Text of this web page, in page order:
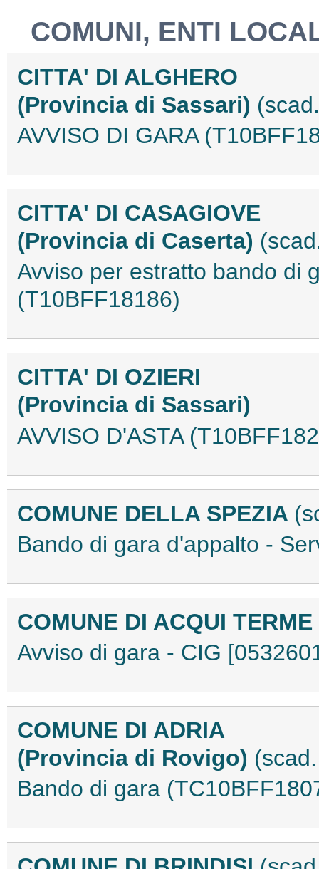
COMUNI, ENTI
CITTA' DI ALGHERO
(Provincia di Sassari)
AVVISO DI GARA
CITTA' DI CASAGIOVE
(Provincia di Caserta)
Avviso per estratto bando di
(T10BFF18186)
CITTA' DI OZIERI
(Provincia di Sassari)
AVVISO D'ASTA
COMUNE DELLA SPEZIA
Bando di gara d'appalto -
COMUNE DI ACQUI TERME
Avviso di gara - CIG
COMUNE DI ADRIA
(Provincia di Rovigo)
Bando di gara